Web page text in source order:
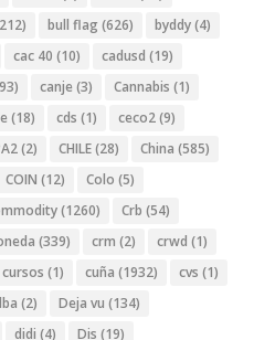
bull flag (626) byddy(4)
cac 40 (10) cadusd (19)
canje (3) Cannabis (1)
(18) cds (1) ceco2(9)
(2) CHILE(28) China (585)
COIN (12) Colo (5)
(1260) Crb (54)
(339) crm (2) crwd (1)
cursos (1) cuña (1932) cvs (1)
(2) Deja vu (134)
didi (4) Dis (19)